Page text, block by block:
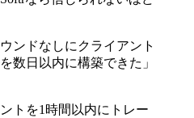
ンドなしにクライアント
数日以内に構築できた」
トを1時間以内にトレー